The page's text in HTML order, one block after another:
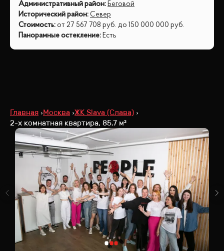
Административный район: Беговой
Исторический район: Север
Стоимость: от 27 567 708 руб. до 150 000 000 руб.
Панорамные остекление: Есть
Главная Москва ЖК Slava (Слава)
2-х комнатная квартира, 85.7 м²